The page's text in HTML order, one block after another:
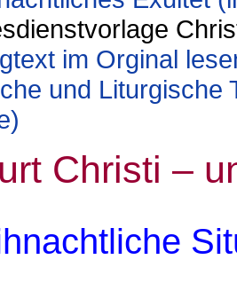
im Orginal
und Liturgische
Christi –